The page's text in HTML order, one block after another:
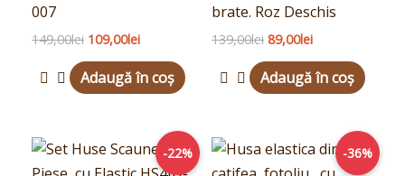
007
149,00lei 109,00lei
Adaugă în coș
brate. Roz Deschis
139,00lei 89,00lei
Adaugă în coș
-22%
Prețul
inițial
Prețul
curent
-36%
Prețul
inițial
Prețul
curent